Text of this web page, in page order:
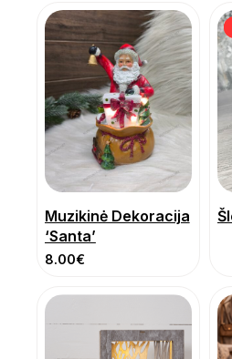
Muzikinė Dekoracija
‘Santa’
8.00€